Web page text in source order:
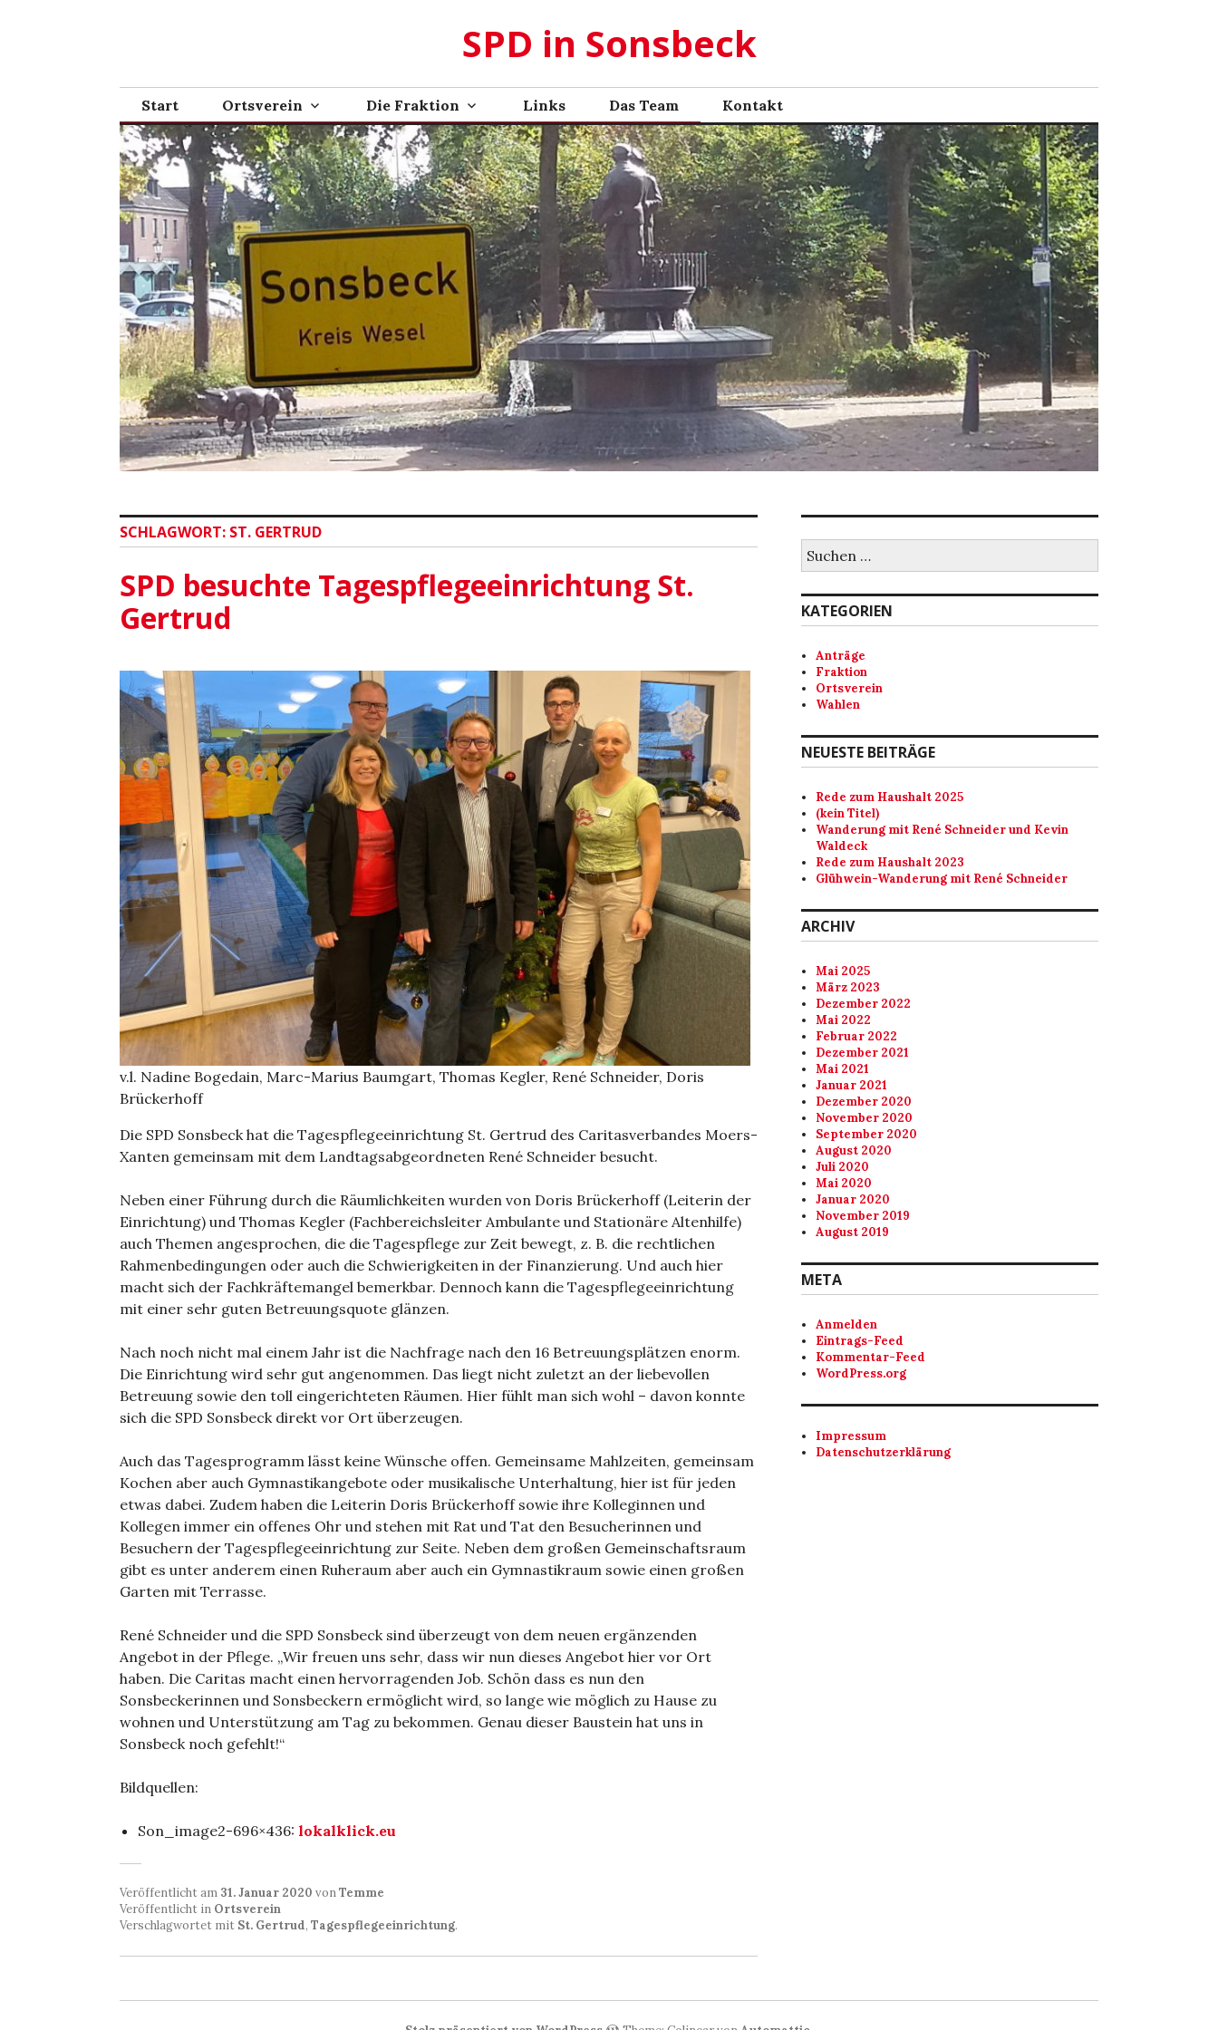
SPD in Sonsbeck
Start Ortsverein Die Fraktion Links Das Team Kontakt
SCHLAGWORT: ST. GERTRUD
SPD besuchte Tagespflegeeinrichtung St.
Gertrud
v.l. Nadine Bogedain, Marc-Marius Baumgart, Thomas Kegler, René Schneider, Doris
Brückerhoff
Die SPD Sonsbeck hat die Tagespflegeeinrichtung St. Gertrud des Caritasverbandes Moers-
Xanten gemeinsam mit dem Landtagsabgeordneten René Schneider besucht.
Neben einer Führung durch die Räumlichkeiten wurden von Doris Brückerhoff (Leiterin der
Einrichtung) und Thomas Kegler (Fachbereichsleiter Ambulante und Stationäre Altenhilfe)
auch Themen angesprochen, die die Tagespflege zur Zeit bewegt, z. B. die rechtlichen
Rahmenbedingungen oder auch die Schwierigkeiten in der Finanzierung. Und auch hier
macht sich der Fachkräftemangel bemerkbar. Dennoch kann die Tagespflegeeinrichtung
mit einer sehr guten Betreuungsquote glänzen.
Nach noch nicht mal einem Jahr ist die Nachfrage nach den 16 Betreuungsplätzen enorm.
Die Einrichtung wird sehr gut angenommen. Das liegt nicht zuletzt an der liebevollen
Betreuung sowie den toll eingerichteten Räumen. Hier fühlt man sich wohl – davon konnte
sich die SPD Sonsbeck direkt vor Ort überzeugen.
Auch das Tagesprogramm lässt keine Wünsche offen. Gemeinsame Mahlzeiten, gemeinsam
Kochen aber auch Gymnastikangebote oder musikalische Unterhaltung, hier ist für jeden
etwas dabei. Zudem haben die Leiterin Doris Brückerhoff sowie ihre Kolleginnen und
Kollegen immer ein offenes Ohr und stehen mit Rat und Tat den Besucherinnen und
Besuchern der Tagespflegeeinrichtung zur Seite. Neben dem großen Gemeinschaftsraum
gibt es unter anderem einen Ruheraum aber auch ein Gymnastikraum sowie einen großen
Garten mit Terrasse.
René Schneider und die SPD Sonsbeck sind überzeugt von dem neuen ergänzenden
Angebot in der Pflege. „Wir freuen uns sehr, dass wir nun dieses Angebot hier vor Ort
haben. Die Caritas macht einen hervorragenden Job. Schön dass es nun den
Sonsbeckerinnen und Sonsbeckern ermöglicht wird, so lange wie möglich zu Hause zu
wohnen und Unterstützung am Tag zu bekommen. Genau dieser Baustein hat uns in
Sonsbeck noch gefehlt!“
Bildquellen:
Son_image2-696×436: lokalklick.eu
Veröffentlicht am 31. Januar 2020 vonTemme
Veröffentlicht in Ortsverein
Verschlagwortet mit St. Gertrud, Tagespflegeeinrichtung.
nach:
KATEGORIEN
Anträge
Fraktion
Ortsverein
Wahlen
NEUESTE BEITRÄGE
Rede zum Haushalt 2025
(kein Titel)
Wanderung mit René Schneider und Kevin
Waldeck
Rede zum Haushalt 2023
Glühwein-Wanderung mit René Schneider
ARCHIV
Mai 2025
März 2023
Dezember 2022
Mai 2022
Februar 2022
Dezember 2021
Mai 2021
Januar 2021
Dezember 2020
November 2020
September 2020
August 2020
Juli 2020
Mai 2020
Januar 2020
November 2019
August 2019
META
Anmelden
Eintrags-Feed
Kommentar-Feed
WordPress.org
Impressum
Datenschutzerklärung